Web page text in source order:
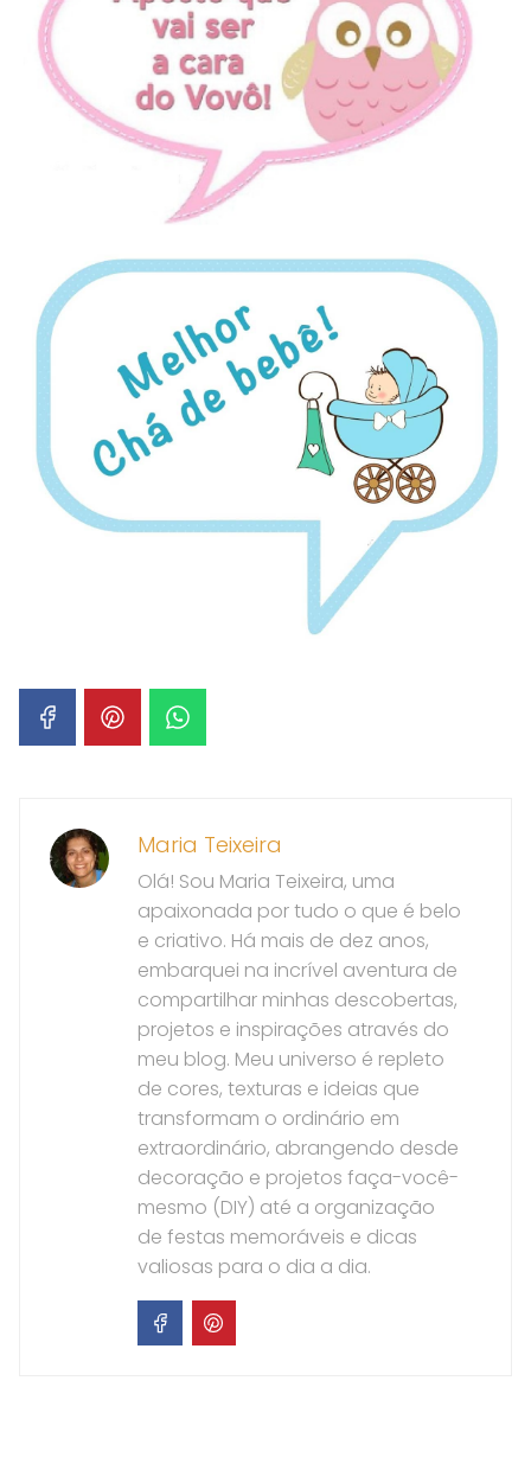
Maria Teixeira
Olá! Sou Maria Teixeira, uma
apaixonada por tudo o que é belo
e criativo. Há mais de dez anos,
embarquei na incrível aventura de
compartilhar minhas descobertas,
projetos e inspirações através do
meu blog. Meu universo é repleto
de cores, texturas e ideias que
transformam o ordinário em
extraordinário, abrangendo desde
decoração e projetos faça-você-
mesmo (DIY) até a organização
de festas memoráveis e dicas
valiosas para o dia a dia.